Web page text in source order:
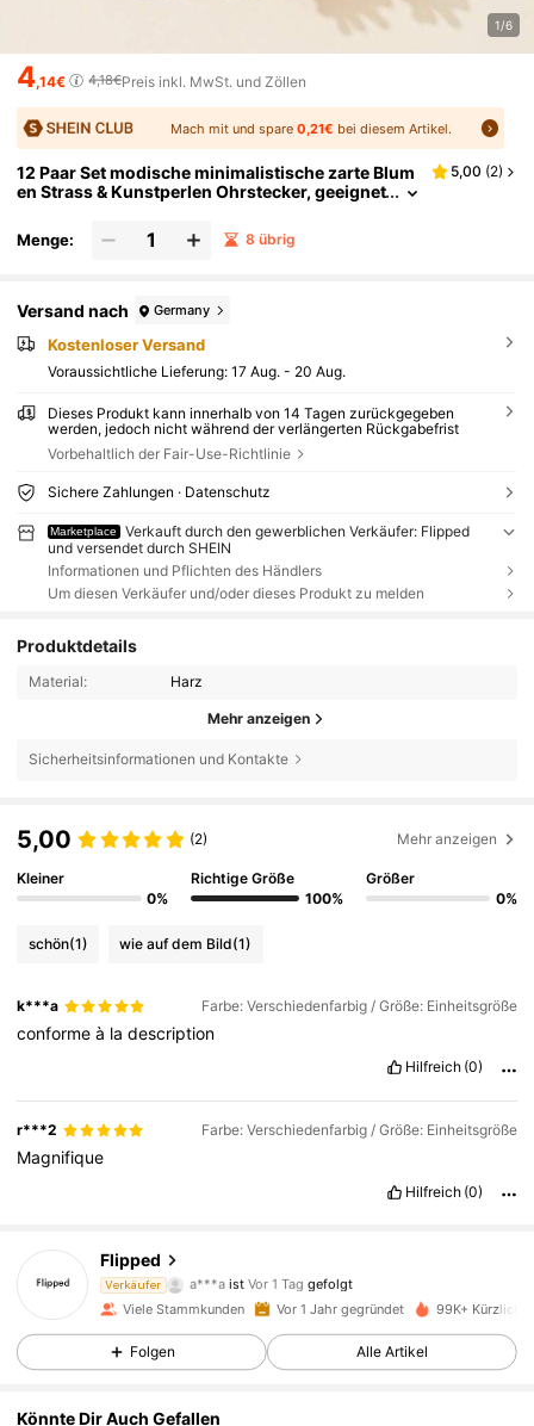
1/6
4,14€ 4,18€Preis inkl. MwSt. und Zöllen
Mach mit und spare 0,21€ bei diesem Artikel.
12 Paar Set modische minimalistische zarte Blum
en Strass & Kunstperlen Ohrstecker, geeignet
Geschenk für Frauen
5,00 (2)
Menge: 8 übrig
Versand nach Germany
Kostenloser Versand
Voraussichtliche Lieferung: 17 Aug. - 20 Aug.
Dieses Produkt kann innerhalb von 14 Tagen zurückgegeben
werden, jedoch nicht während der verlängerten Rückgabefrist
Vorbehaltlich der Fair-Use-Richtlinie
Sichere Zahlungen · Datenschutz
Marketplace
Verkauft durch den gewerblichen Verkäufer: Flipped
und versendet durch SHEIN
Informationen und Pflichten des Händlers
Um diesen Verkäufer und/oder dieses Produkt zu melden
Produktdetails
Material: Harz
Mehr anzeigen
Sicherheitsinformationen und Kontakte
5,00 (2) Mehr anzeigen
Kleiner
0%
Richtige Größe
100%
Größer
0%
schön(1) wie auf dem Bild(1)
k***a Farbe: Verschiedenfarbig / Größe: Einheitsgröße
conformeà ladescription
Hilfreich (0)
r***2 Farbe: Verschiedenfarbig / Größe: Einheitsgröße
Magnifique
Hilfreich (0)
Flipped
Verkäufer
4***6 ist am Durchsuchen
4,88
107K Follower
Viele Stammkunden Vor 1 Jahr gegründet 99K+ Kürzlich
Folgen Alle Artikel
Könnte Dir Auch Gefallen